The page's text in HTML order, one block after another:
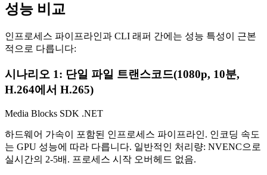
성능 비교
인프로세스 파이프라인과 CLI 래퍼 간에는 성능 특성이 근본
적으로 다릅니다:
시나리오 1: 단일 파일 트랜스코드(1080p, 10분,
H.264에서 H.265)
Media Blocks SDK .NET
하드웨어 가속이 포함된 인프로세스 파이프라인. 인코딩 속도
는 GPU 성능에 따라 다릅니다. 일반적인 처리량: NVENC으로
실시간의 2-5배. 프로세스 시작 오버헤드 없음.